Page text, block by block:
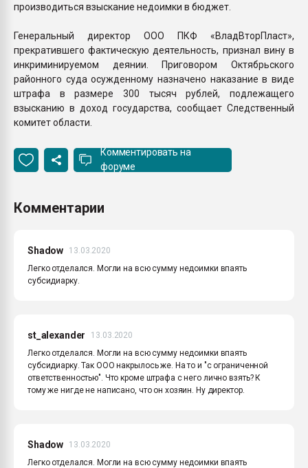
производиться взыскание недоимки в бюджет.
Генеральный директор ООО ПКФ «ВладВторПласт»,
прекратившего фактическую деятельность, признал вину в
инкриминируемом деянии. Приговором Октябрьского
районного суда осужденному назначено наказание в виде
штрафа в размере 300 тысяч рублей, подлежащего
взысканию в доход государства, сообщает Следственный
комитет области.
Комментировать на
форуме
Комментарии
Shadow
13.03.2020
Легко отделался. Могли на всю сумму недоимки впаять
субсидиарку.
st_alexander
13.03.2020
Легко отделался. Могли на всю сумму недоимки впаять
субсидиарку. Так ООО накрылось же. На то и "с ограниченной
ответственностью". Что кроме штрафа с него лично взять? К
тому же нигде не написано, что он хозяин. Ну директор.
Shadow
13.03.2020
Легко отделался. Могли на всю сумму недоимки впаять